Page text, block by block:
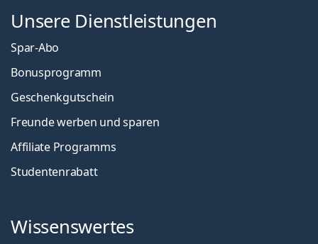
Unsere Dienstleistungen
Spar-Abo
Bonusprogramm
Geschenkgutschein
Freunde werben und sparen
Affiliate Programms
Studentenrabatt
Wissenswertes